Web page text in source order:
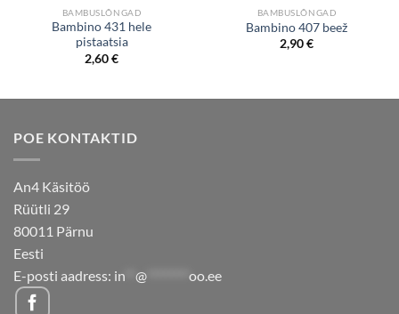
BAMBUSLÕNGAD
Bambino 431 hele
pistaatsia
2,60€
BAMBUSLÕNGAD
Bambino 407 beež
2,90€
POE KONTAKTID
An4 Käsitöö
Rüütli 29
80011 Pärnu
Eesti
E-posti aadress: in @ oo.ee